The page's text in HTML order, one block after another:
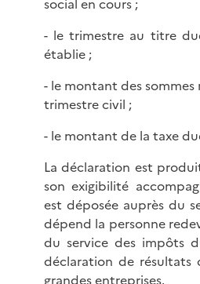
social en cours ;
- le trimestre au titre
établie ;
- le montant des
trimestre civil ;
- le montant de la taxe
La déclaration est
son exigibilité
est déposée auprès du
dépend la personne
du service des impôts
déclaration de
grandes entreprises.